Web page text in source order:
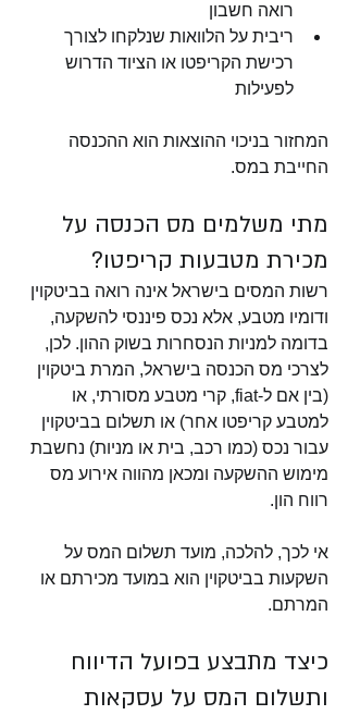
רואה חשבון
ריבית על הלוואות שנלקחו לצורך
רכישת הקריפטו או הציוד הדרוש
לפעילות
המחזור בניכוי ההוצאות הוא ההכנסה
החייבת במס.
מתי משלמים מס הכנסה על
מכירת מטבעות קריפטו?
רשות המסים בישראל אינה רואה בביטקוין
ודומיו מטבע, אלא נכס פיננסי להשקעה,
בדומה למניות הנסחרות בשוק ההון. לכן,
לצרכי מס הכנסה בישראל, המרת ביטקוין
(בין אם ל-fiat, קרי מטבע מסורתי, או
למטבע קריפטו אחר) או תשלום בביטקוין
עבור נכס (כמו רכב, בית או מניות) נחשבת
מימוש ההשקעה ומכאן מהווה אירוע מס
רווח הון.
אי לכך, להלכה, מועד תשלום המס על
השקעות בביטקוין הוא במועד מכירתם או
המרתם.
כיצד מתבצע בפועל הדיווח
ותשלום המס על עסקאות